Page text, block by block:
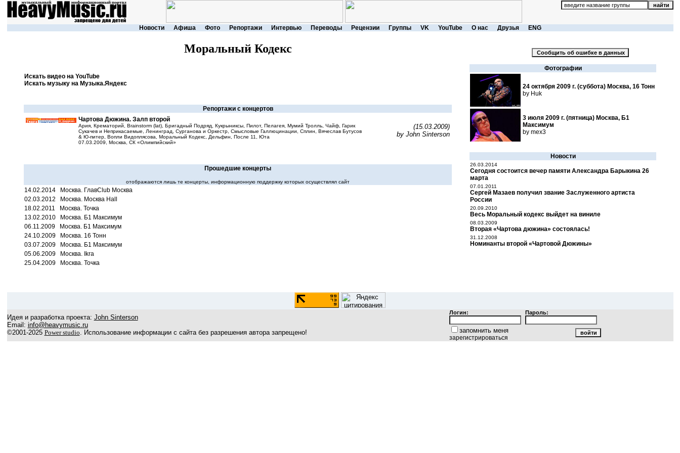
Новости Афиша Фото Репортажи Интервью Переводы Рецензии Группы VK YouTube О нас Друзья ENG
Моральный Кодекс
Искать видео на YouTube
Искать музыку на Музыка.Яндекс
Репортажи с концертов
Чартова Дюжина. Залп второй
Ария, Крематорий, Brainstorm (lat), Бригадный Подряд, Кукрыниксы, Пилот, Пелагея, Мумий Тролль, Чайф, Гарик
Сукачев и Неприкасаемые, Ленинград, Сурганова и Оркестр, Смысловые Галлюцинации, Сплин, Вячеслав Бутусов
& Ю-питер, Вопли Видоплясова, Моральный Кодекс, Дельфин, После 11, Юта
07.03.2009, Москва, СК «Олимпийский»
(15.03.2009)
by John Sinterson
Прошедшие концерты
отображаются лишь те концерты, информационную поддержку которых осуществлял сайт
14.02.2014 Москва. ГлавClub Москва
02.03.2012 Москва. Москва Hall
18.02.2011 Москва. Точка
13.02.2010 Москва. Б1 Максимум
06.11.2009 Москва. Б1 Максимум
24.10.2009 Москва. 16 Тонн
03.07.2009 Москва. Б1 Максимум
05.06.2009 Москва. Ikra
25.04.2009 Москва. Точка
Фотографии
24 октября 2009 г. (суббота) Москва, 16 Тонн
by Huk
3 июля 2009 г. (пятница) Москва, Б1
Максимум
by mex3
Новости
26.03.2014
Сегодня состоится вечер памяти Александра Барыкина 26
марта
07.01.2011
Сергей Мазаев получил звание Заслуженного артиста
России
20.09.2010
Весь Моральный кодекс выйдет на виниле
08.03.2009
Вторая «Чартова дюжина» состоялась!
31.12.2008
Номинанты второй «Чартовой Дюжины»
Идея и разработка проекта: John Sinterson
Email: info@heavymusic.ru
©2001-2025 Power studio. Использование информации с сайта без разрешения автора запрещено!
Логин: Пароль:
запомнить меня
зарегистрироваться